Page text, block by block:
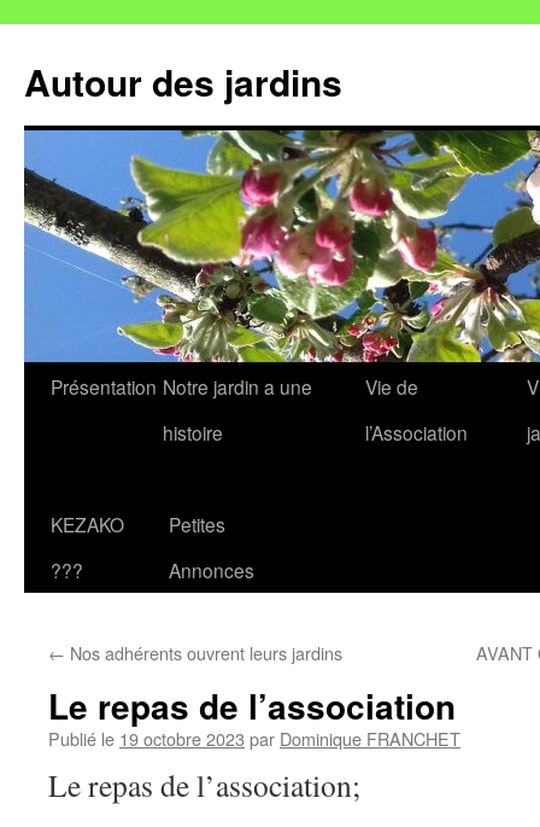
Autour des jardins
Aller
Présentation Notre jardin a une
histoire
Vie de
l’Association
KEZAKO
???
Petites
Annonces
← Nos adhérents ouvrent leurs jardins AVANT
Le repas de l’association
Publié le 19 octobre 2023 par Dominique FRANCHET
Le repas de l’association;